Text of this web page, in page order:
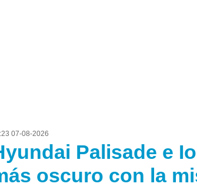
07-08-2026
Palisade e
oscuro con la